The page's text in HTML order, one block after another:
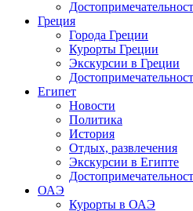
Греция
Города Греции
Курорты Греции
Экскурсии в Греции
Египет
Новости
Политика
История
Отдых, развлечения
Экскурсии в Египте
ОАЭ
Курорты в ОАЭ